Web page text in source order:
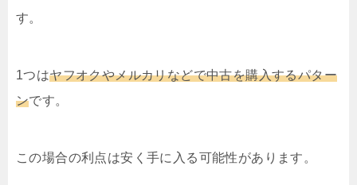
す。
1つはヤフオクやメルカリなどで中古を購入するパター
ンです。
この場合の利点は安く手に入る可能性があります。